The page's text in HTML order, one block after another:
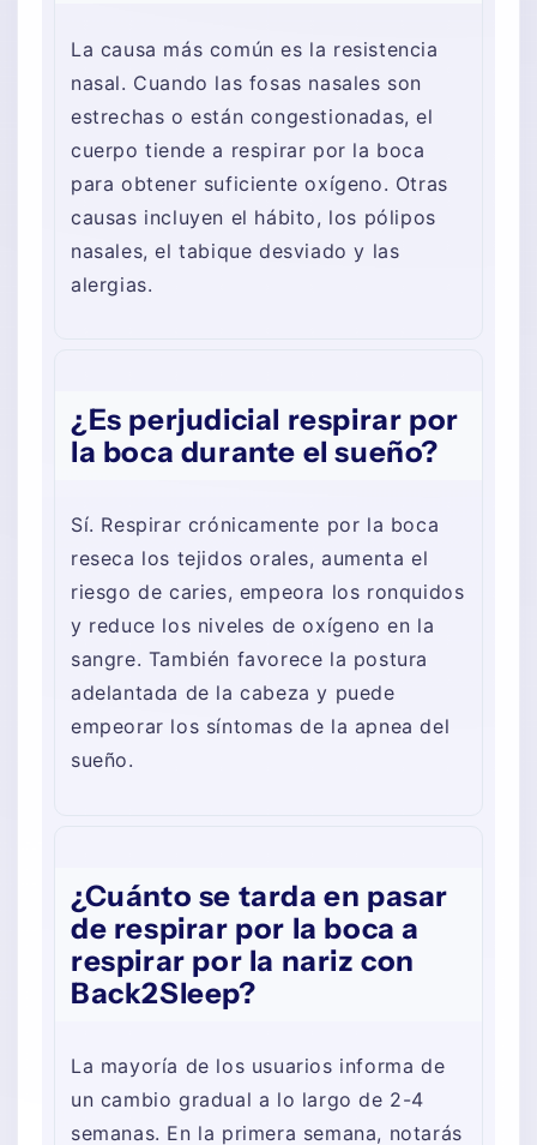
La causa más común es la resistencia
nasal. Cuando las fosas nasales son
estrechas o están congestionadas, el
cuerpo tiende a respirar por la boca
para obtener suficiente oxígeno. Otras
causas incluyen el hábito, los pólipos
nasales, el tabique desviado y las
alergias.
¿Es perjudicial respirar por
la boca durante el sueño?
Sí. Respirar crónicamente por la boca
reseca los tejidos orales, aumenta el
riesgo de caries, empeora los ronquidos
y reduce los niveles de oxígeno en la
sangre. También favorece la postura
adelantada de la cabeza y puede
empeorar los síntomas de la apnea del
sueño.
¿Cuánto se tarda en pasar
de respirar por la boca a
respirar por la nariz con
Back2Sleep?
La mayoría de los usuarios informa de
un cambio gradual a lo largo de 2-4
semanas. En la primera semana, notarás